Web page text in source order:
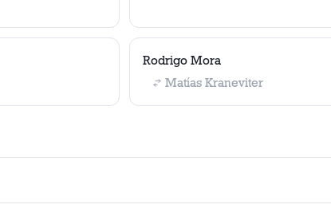
Rodrigo Mora
Matías Kraneviter